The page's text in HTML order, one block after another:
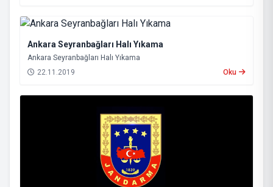
Ankara Seyranbağları Halı Yıkama
Ankara Seyranbağları Halı Yıkama
22.11.2019
Oku